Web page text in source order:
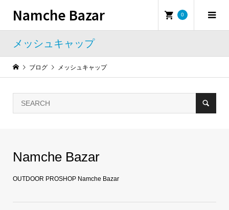
Namche Bazar 0
メッシュキャップ
ブログ メッシュキャップ
Namche Bazar
OUTDOOR PROSHOP Namche Bazar